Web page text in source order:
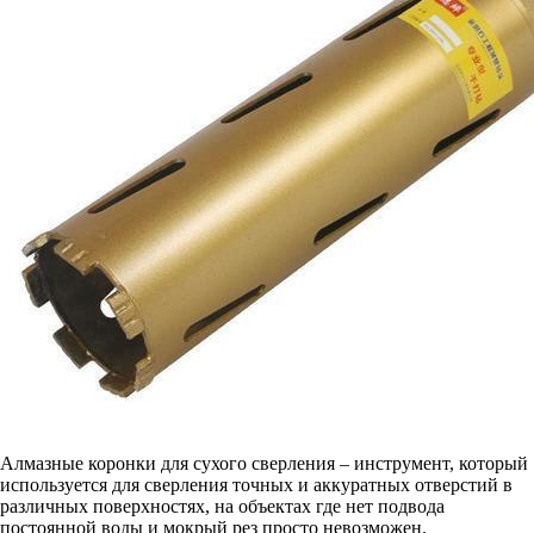
Алмазные коронки для сухого сверления – инструмент, который
используется для сверления точных и аккуратных отверстий в
различных поверхностях, на объектах где нет подвода
постоянной воды и мокрый рез просто невозможен.